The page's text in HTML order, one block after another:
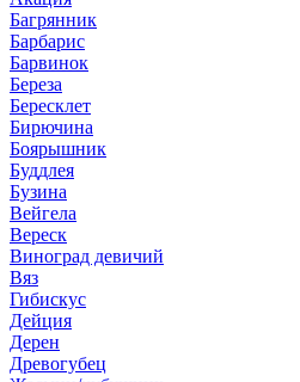
Багрянник
Барбарис
Барвинок
Береза
Бересклет
Бирючина
Боярышник
Буддлея
Бузина
Вейгела
Вереск
Виноград девичий
Вяз
Гибискус
Дейция
Дерен
Древогубец